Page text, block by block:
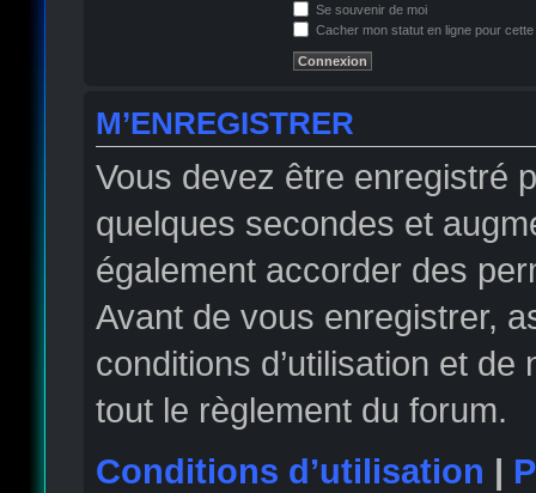
Se souvenir de moi
Cacher mon statut en ligne pour
M’ENREGISTRER
Vous devez être enregistré
quelques secondes et
également accorder des
Avant de vous enregistrer,
conditions d’utilisation et
tout le règlement du forum.
Conditions d’utilisation |